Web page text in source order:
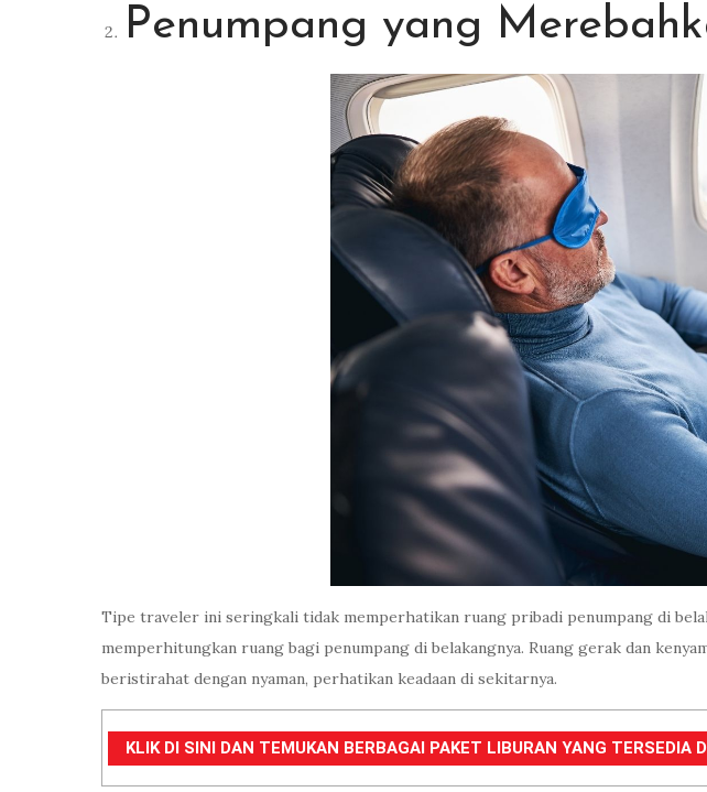
Penumpang yang
Tipe traveler ini seringkali tidak memperhatikan ruang pribadi penumpang di
memperhitungkan ruang bagi penumpang di belakangnya. Ruang gerak dan
beristirahat dengan nyaman, perhatikan keadaan di sekitarnya.
KLIK DI SINI DAN TEMUKAN BERBAGAI PAKET LIBURAN YANG